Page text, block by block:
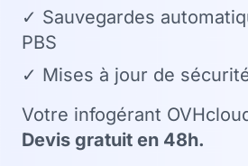
✓ Sauvegardes
PBS
✓ Mises à jour de
Votre infogérant
Devis gratuit en 48h.